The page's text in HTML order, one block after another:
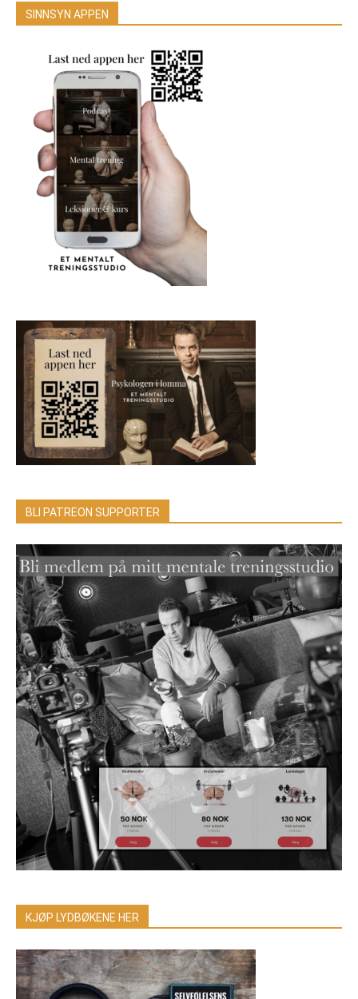
SINNSYN APPEN
BLI PATREON SUPPORTER
KJØP LYDBØKENE HER